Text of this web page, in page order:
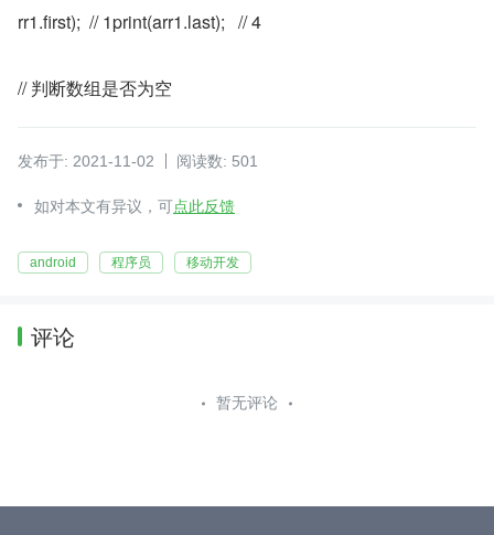
rr1.first);  // 1print(arr1.last);   // 4
// 判断数组是否为空
发布于: 2021-11-02 阅读数: 501
如对本文有异议，可点此反馈
android 程序员 移动开发
评论
暂无评论